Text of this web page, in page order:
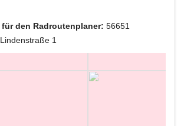
den Radroutenplaner: 56651
1